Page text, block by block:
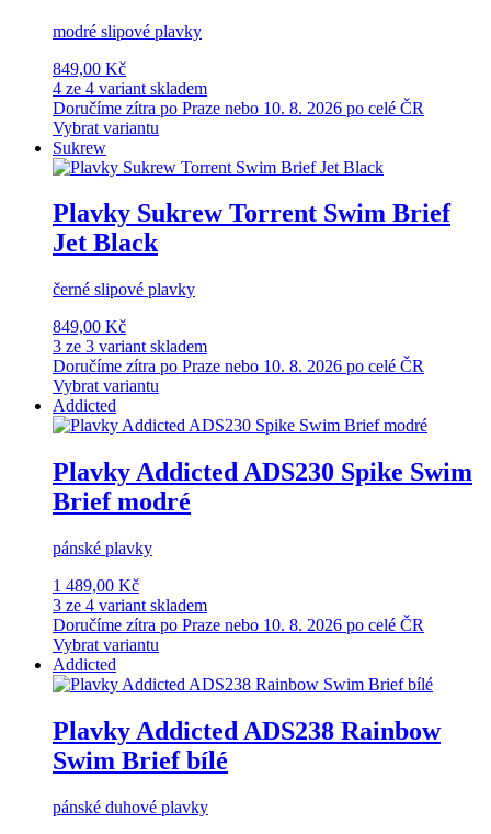
modré slipové plavky
849,00 Kč
4 ze 4 variant skladem
Doručíme zítra po Praze nebo 10. 8. 2026 po celé ČR
Vybrat variantu
Sukrew
Plavky Sukrew Torrent Swim Brief
Jet Black
černé slipové plavky
849,00 Kč
3 ze 3 variant skladem
Doručíme zítra po Praze nebo 10. 8. 2026 po celé ČR
Vybrat variantu
Addicted
Plavky Addicted ADS230 Spike Swim
Brief modré
pánské plavky
1 489,00 Kč
3 ze 4 variant skladem
Doručíme zítra po Praze nebo 10. 8. 2026 po celé ČR
Vybrat variantu
Addicted
Plavky Addicted ADS238 Rainbow
Swim Brief bílé
pánské duhové plavky